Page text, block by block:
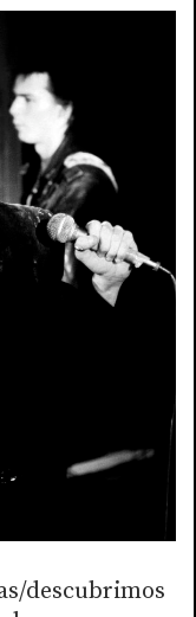
descubrimos